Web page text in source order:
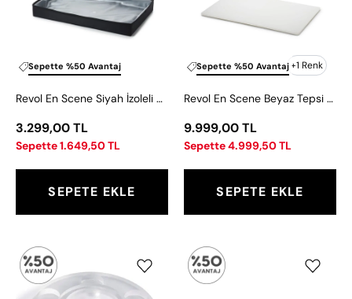
Sepette %50 Avantaj
İzoleli
Kumaş
cm
Revol En Scene Siyah İzoleli Kumaş 50x3 cm
3.299,00 TL
Sepette 1.649,50 TL
SEPETE EKLE
+1 Renk
Sepette %50 Avantaj
53x32,5
Revol En Scene Beyaz Tepsi 53x32,5 cm
9.999,00 TL
Sepette 4.999,50 TL
SEPETE EKLE
Mealplak
Havyar